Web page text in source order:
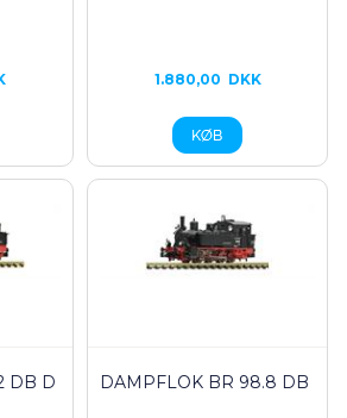
1.880,00 DKK
DB D
DAMPFLOK BR 98.8 DB